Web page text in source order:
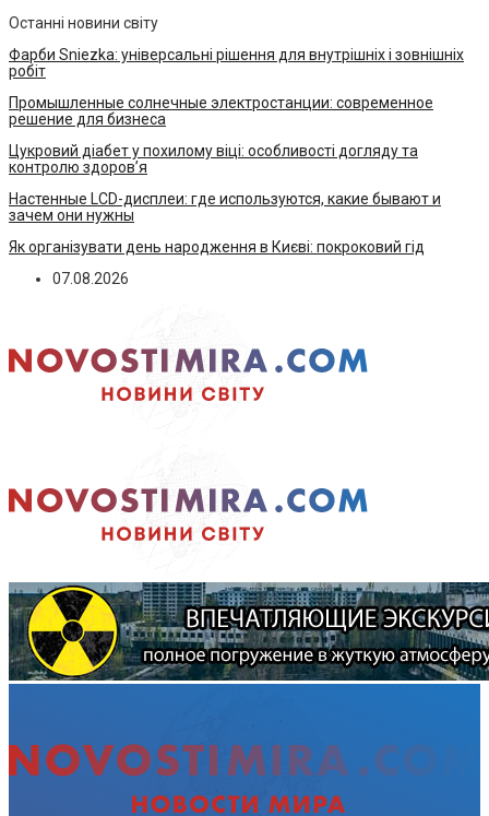
Останні новини світу
Фарби Sniezka: універсальні рішення для внутрішніх і зовнішніх
робіт
Промышленные солнечные электростанции: современное
решение для бизнеса
Цукровий діабет у похилому віці: особливості догляду та
контролю здоров’я
Настенные LCD-дисплеи: где используются, какие бывают и
зачем они нужны
Як організувати день народження в Києві: покроковий гід
07.08.2026